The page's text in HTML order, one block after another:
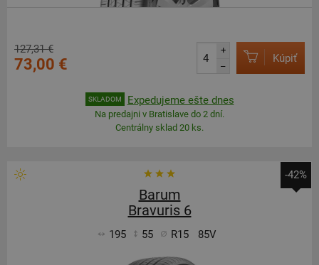
127,31 €
73,00 €
+
–
Kúpiť
SKLADOM Expedujeme ešte dnes
Na predajni v Bratislave do 2 dní.
Centrálny sklad 20 ks.
-42%
Barum
Bravuris 6
195 55 R15 85V